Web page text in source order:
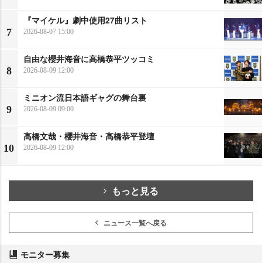
7
『マイケル』劇中使用27曲リスト
2026-08-07 15:00
8
自由な櫻井海音に高橋恭平ツッコミ
2026-08-09 12:00
9
ミニオン流日本語ギャグの舞台裏
2026-08-09 09:00
10
高橋文哉・櫻井海音・高橋恭平登壇
2026-08-09 12:00
もっと見る
ニュース一覧へ戻る
モニター募集